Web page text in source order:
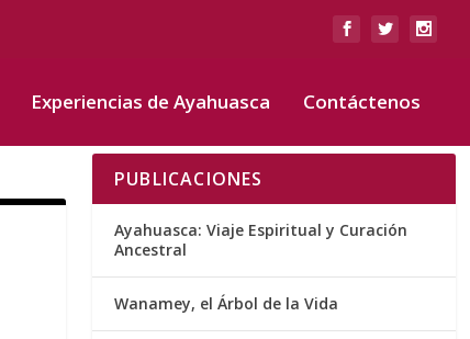
Experiencias de Ayahuasca Contáctenos
PUBLICACIONES
Ayahuasca: Viaje Espiritual y Curación
Ancestral
Wanamey, el Árbol de la Vida